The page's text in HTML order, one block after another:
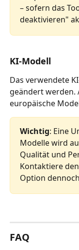
– sofern das
deaktivieren"
KI-Modell
Das verwendete
geändert werden.
europäische
Wichtig: Eine
Modelle wird
Qualität und
Kontaktiere
Option
FAQ